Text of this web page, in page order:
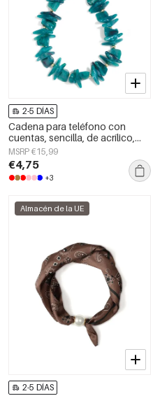
2-5 DÍAS
Cadena para teléfono con
cuentas, sencilla, de acrílico,
accesorio diario.
MSRP €15,99
€4,75
+3
Almacén de la UE
2-5 DÍAS